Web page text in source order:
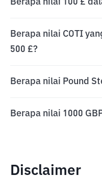
Berapa nilai 100 £
Berapa nilai COTI
500 £?
Berapa nilai Pound
Berapa nilai 1000
Disclaimer